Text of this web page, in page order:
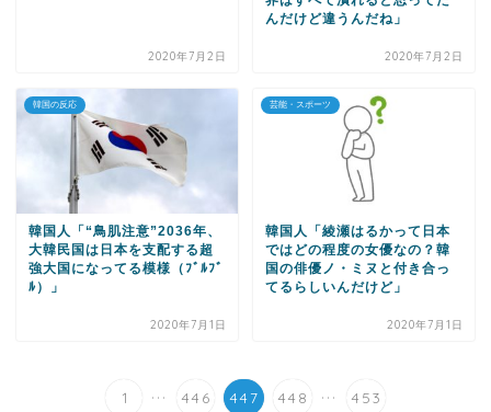
2020年7月2日
んだけど違うんだね」
2020年7月2日
韓国の反応
韓国人「“鳥肌注意”2036年、
大韓民国は日本を支配する超
強大国になってる模様（ﾌﾞﾙﾌﾞ
ﾙ）」
2020年7月1日
芸能・スポーツ
韓国人「綾瀬はるかって日本
ではどの程度の女優なの？韓
国の俳優ノ・ミヌと付き合っ
てるらしいんだけど」
2020年7月1日
1 ... 446 447 448 ... 453